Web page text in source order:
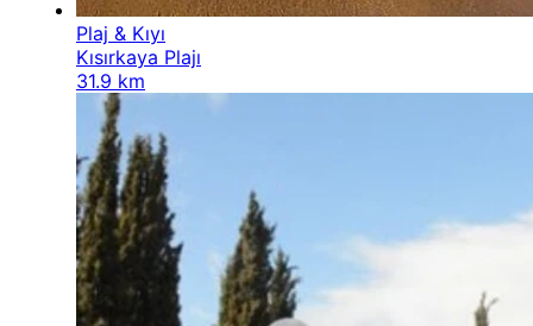
Plaj & Kıyı
Kısırkaya Plajı
31.9 km